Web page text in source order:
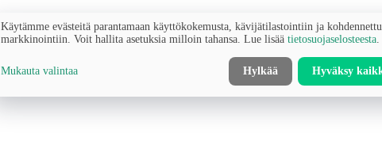
Käytämme evästeitä parantamaan käyttökokemusta, kävijätilastointiin ja
markkinointiin. Voit hallita asetuksia milloin tahansa. Lue lisää tietosuojaselosteesta
Mukauta valintaa Hylkää Hyväksy